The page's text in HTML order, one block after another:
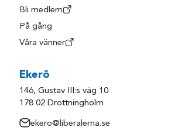
Bli medlem
På gång
Våra vänner
Ekerö
146, Gustav III:s väg 10
178 02 Drottningholm
ekero@liberalerna.se